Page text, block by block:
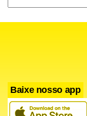
Conjuntos de dados
Atuando como
Baixe nosso app